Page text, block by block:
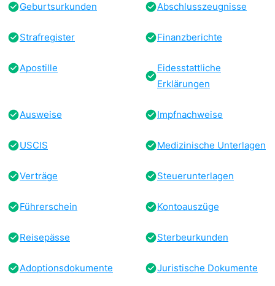
Geburtsurkunden Abschlusszeugnisse
Strafregister Finanzberichte
Apostille
Eidesstattliche
Erklärungen
Ausweise Impfnachweise
USCIS Medizinische Unterlagen
Verträge Steuerunterlagen
Führerschein Kontoauszüge
Reisepässe Sterbeurkunden
Adoptionsdokumente Juristische Dokumente